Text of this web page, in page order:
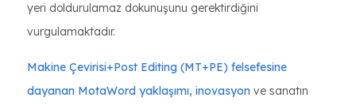
yeri doldurulamaz dokunuşunu gerektirdiğini
vurgulamaktadır.
Makine Çevirisi+Post Editing (MT+PE) felsefesine
dayanan MotaWord yaklaşımı, inovasyon ve sanatın